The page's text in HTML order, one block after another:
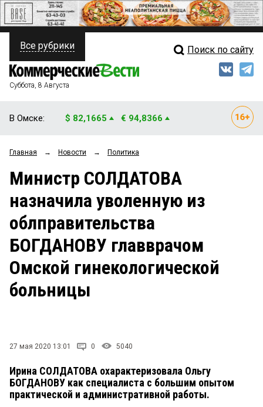
ПОЛИТИКА
ФИНАНСЫ
ОБЩЕСТВО
ЗАКОН
НОВОСТИ КОМПАНИЙ
ПРОИСШЕСТВИЯ
СТИЛЬ ЖИЗНИ
Свежий выпуск
Рейтинги
Блоги
Архив
Все рубрики Поиск по сайту
Суббота, 8 Августа
В Омске: $ 82,1665 € 94,8366
Главная → Новости → Политика
Министр СОЛДАТОВА
назначила уволенную из
облправительства
БОГДАНОВУ главврачом
Омской гинекологической
больницы
27 мая 2020 13:01 0 5040
Ирина СОЛДАТОВА охарактеризовала Ольгу
БОГДАНОВУ как специалиста с большим опытом
практической и административной работы.